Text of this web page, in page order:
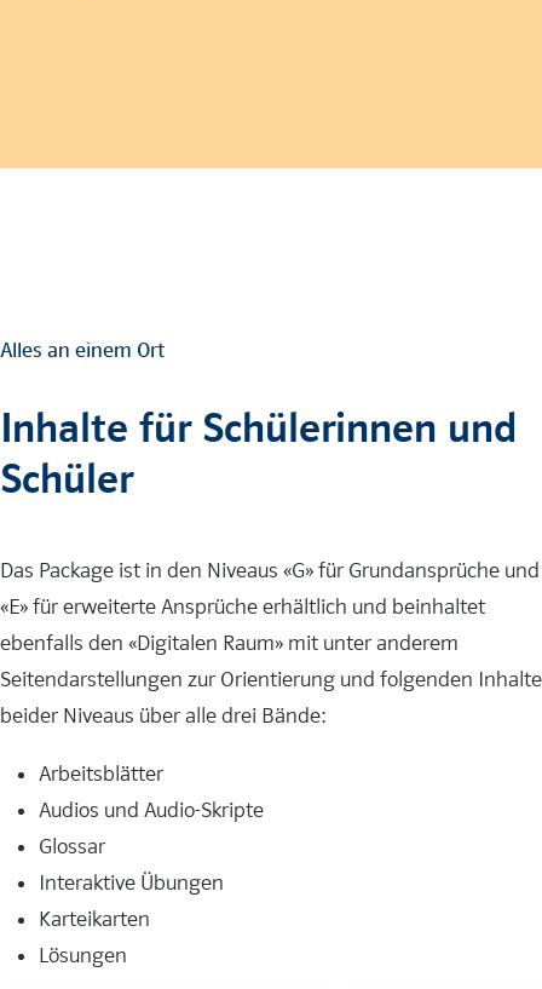
Alles an einem Ort
Inhalte für Schülerinnen und
Schüler
Das Package ist in den Niveaus «G» für Grundansprüche und
«E» für erweiterte Ansprüche erhältlich und beinhaltet
ebenfalls den «Digitalen Raum» mit unter anderem
Seitendarstellungen zur Orientierung und folgenden Inhalte
beider Niveaus über alle drei Bände:
Arbeitsblätter
Audios und Audio-Skripte
Glossar
Interaktive Übungen
Karteikarten
Lösungen